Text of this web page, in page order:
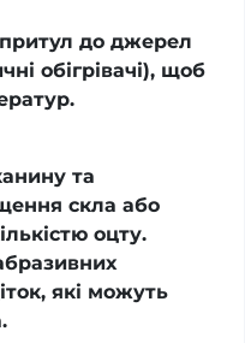
до джерел
обігрівачі), щоб
та
скла або
оцту.
які можуть